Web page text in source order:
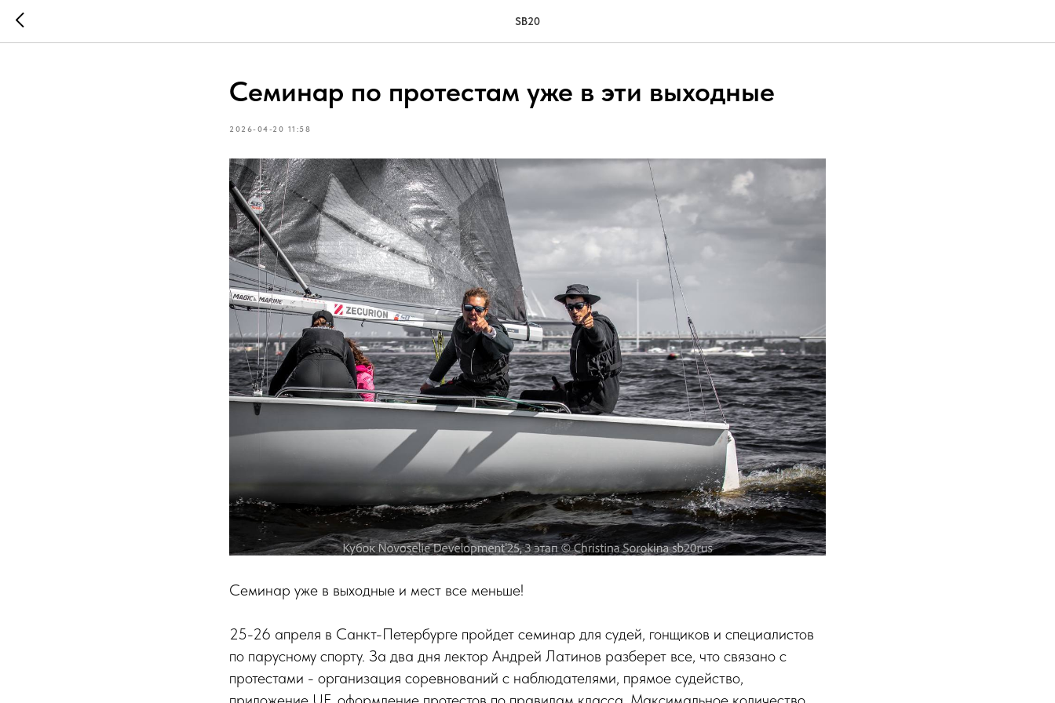
SB20
Семинар по протестам уже в эти выходные
2026-04-20 11:58
Семинар уже в выходные и мест все меньше!
25-26 апреля в Санкт-Петербурге пройдет семинар для судей, гонщиков и специалистов
по парусному спорту. За два дня лектор Андрей Латинов разберет все, что связано с
протестами - организация соревнований с наблюдателями, прямое судейство,